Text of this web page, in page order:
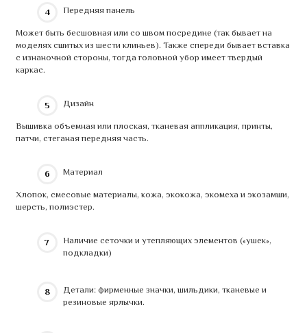
Передняя панель
Может быть бесшовная или со швом посредине (так бывает на
моделях сшитых из шести клиньев). Также спереди бывает вставка
с изнаночной стороны, тогда головной убор имеет твердый
каркас.
Дизайн
Вышивка объемная или плоская, тканевая аппликация, принты,
патчи, стеганая передняя часть.
Материал
Хлопок, смесовые материалы, кожа, экокожа, экомеха и экозамши,
шерсть, полиэстер.
Наличие сеточки и утепляющих элементов («ушек»,
подкладки)
Детали: фирменные значки, шильдики, тканевые и
резиновые ярлычки.